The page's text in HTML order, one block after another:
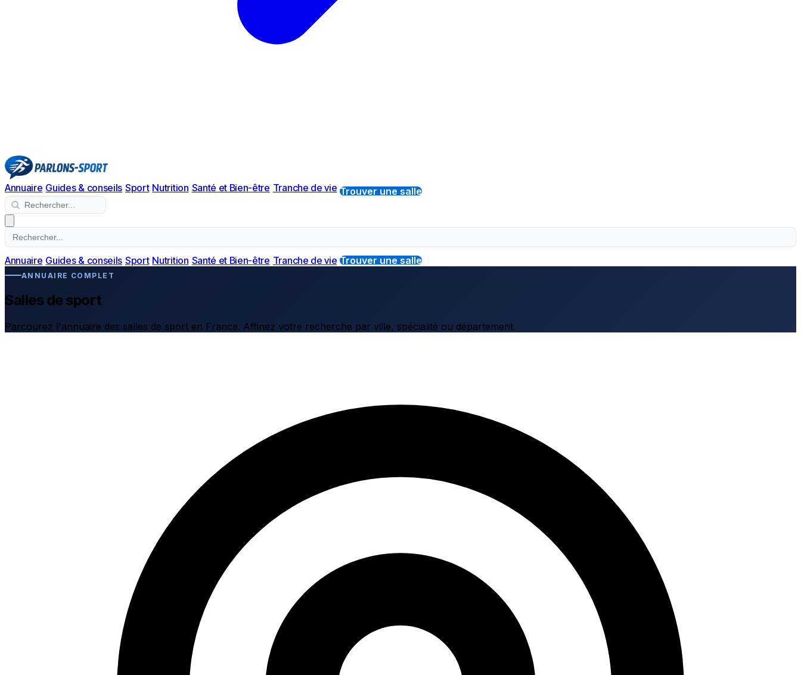
Annuaire Guides & conseils Sport Nutrition Santé et Bien-être Tranche de vie Trouver une salle
Annuaire Guides & conseils Sport Nutrition Santé et Bien-être Tranche de vie Trouver une salle
ANNUAIRE COMPLET
Salles de sport
Parcourez l'annuaire des salles de sport en France. Affinez votre recherche par ville, spécialité ou département.